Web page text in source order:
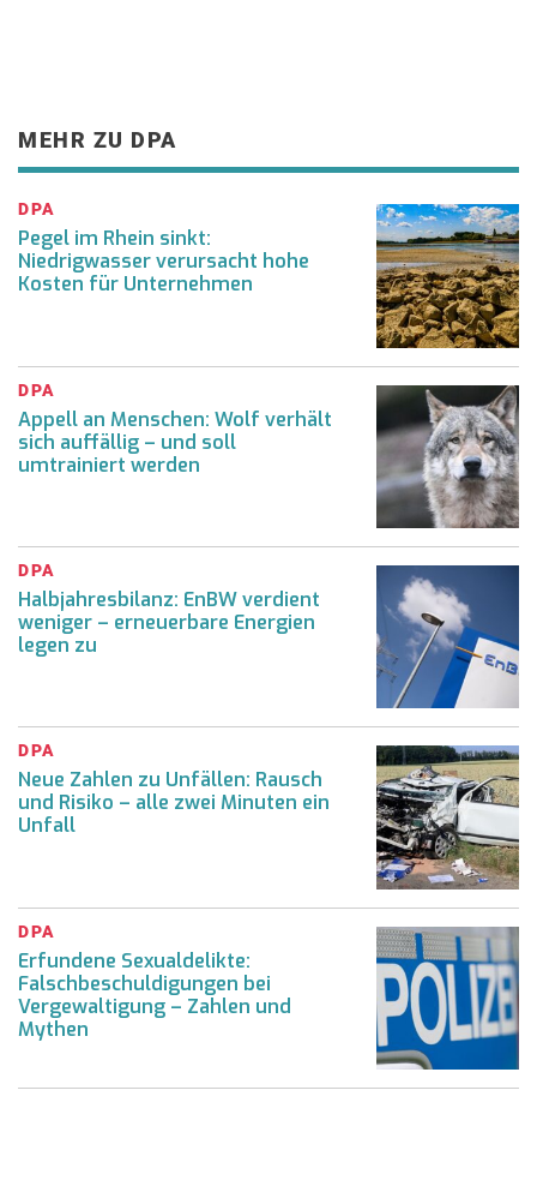
MEHR ZU DPA
DPA
Pegel im Rhein sinkt:
Niedrigwasser verursacht hohe
Kosten für Unternehmen
DPA
Appell an Menschen: Wolf verhält
sich auffällig – und soll
umtrainiert werden
DPA
Halbjahresbilanz: EnBW verdient
weniger – erneuerbare Energien
legen zu
DPA
Neue Zahlen zu Unfällen: Rausch
und Risiko – alle zwei Minuten ein
Unfall
DPA
Erfundene Sexualdelikte:
Falschbeschuldigungen bei
Vergewaltigung – Zahlen und
Mythen